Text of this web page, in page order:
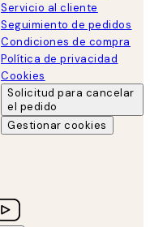
Servicio al cliente
Seguimiento de pedidos
Condiciones de compra
Política de privacidad
Cookies
Solicitud para cancelar
el pedido
Gestionar cookies